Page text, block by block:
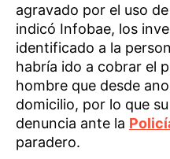
agravado por el uso
indicó Infobae, los
identificado a la
habría ido a cobrar el
hombre que desde
domicilio, por lo que
denuncia ante la
paradero.